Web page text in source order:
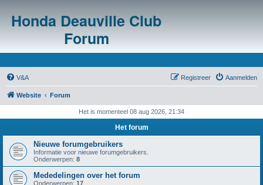
Honda Deauville Club
Forum
V&A Aanmelden
Registreer
Website Forum
Het is momenteel 08 aug 2026, 21:34
Het forum
Nieuwe forumgebruikers
Informatie voor nieuwe forumgebruikers.
Onderwerpen: 8
Mededelingen over het forum
Onderwerpen: 17